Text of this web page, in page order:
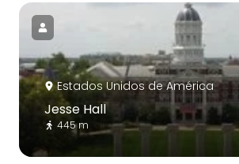
Estados Unidos de América
Jesse Hall
445 m